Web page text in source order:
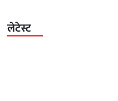
लेटेस्ट